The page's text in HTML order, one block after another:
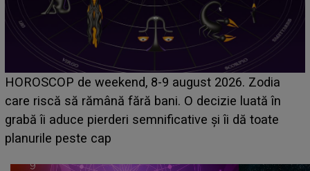
Emanuel a ținut ACEST DETALIU ASCUNS până
acum! În fața Alexandrei, concurentul din Casa Iubirii
face o MĂRTURISIRE NEAȘTEPTATĂ despre mama
sa: "I-am spus și ei în față, eu nu te iubesc pentru